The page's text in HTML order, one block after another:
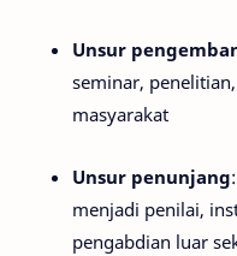
Unsur
seminar,
masyarakat
Unsur penunjang
menjadi penilai,
pengabdian luar